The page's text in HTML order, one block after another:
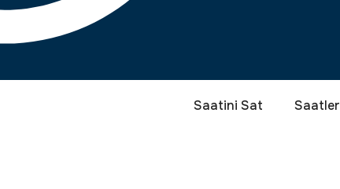
Saatini Sat Saatler